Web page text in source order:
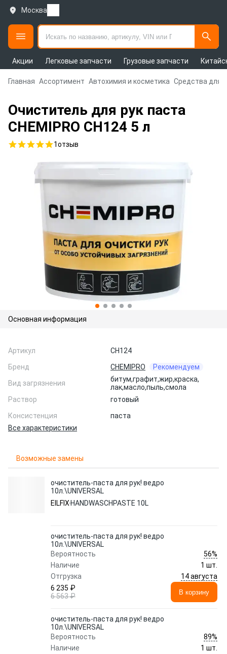
Москва
Акции Легковые запчасти Грузовые запчасти
Главная Ассортимент Автохимия и косметика Средства для
Очиститель для рук паста
CHEMIPRO CH124 5 л
1отзыв
Основная информация
Артикул
CH124
Бренд
CHEMIPRO
Рекомендуем
Вид загрязнения
битум,графит,жир,краска,
лак,масло,пыль,смола
Раствор
готовый
Консистенция
паста
Все характеристики
Возможные замены
очиститель-паста для рук! ведро
10л.\UNIVERSAL
EILFIX HANDWASCHPASTE 10L
очиститель-паста для рук! ведро
10л.\UNIVERSAL
Вероятность
56%
Наличие
1 шт.
Отгрузка
14 августа
6 235 ₽
6 563 ₽
В корзину
очиститель-паста для рук! ведро
10л.\UNIVERSAL
Вероятность
89%
Наличие
1 шт.